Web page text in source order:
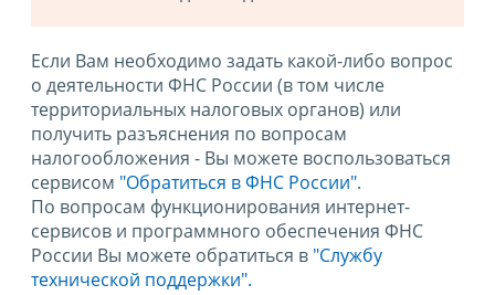
Если Вам необходимо задать какой-либо вопрос
о деятельности ФНС России (в том числе
территориальных налоговых органов) или
получить разъяснения по вопросам
налогообложения - Вы можете воспользоваться
сервисом "Обратиться в ФНС России".
По вопросам функционирования интернет-
сервисов и программного обеспечения ФНС
России Вы можете обратиться в "Службу
технической поддержки".